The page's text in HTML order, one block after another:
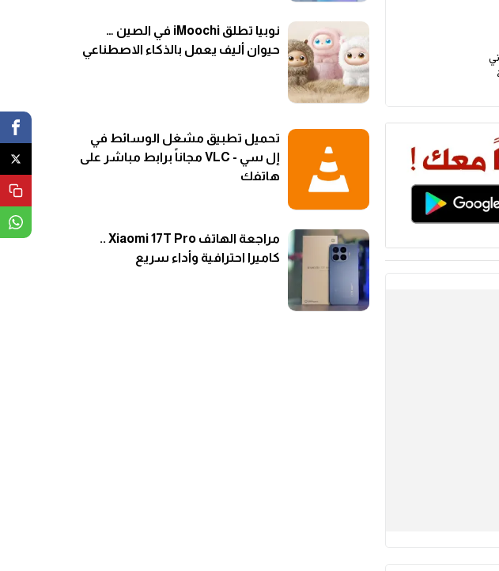
نوبيا تطلق iMoochi في الصين …
حيوان أليف يعمل بالذكاء الاصطناعي
تحميل تطبيق مشغل الوسائط في
إل سي - VLC مجاناً برابط مباشر على
هاتفك
مراجعة الهاتف Xiaomi 17T Pro ..
كاميرا احترافية وأداء سريع